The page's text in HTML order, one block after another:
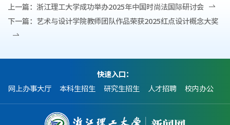
上一篇： 浙江理工大学成功举办2025年中国时尚法国际研讨会
下一篇： 艺术与设计学院教师团队作品荣获2025红点设计概念大奖
快速入口：
网上办事大厅
本科生招生 研究生招生 人才招聘 校内办公